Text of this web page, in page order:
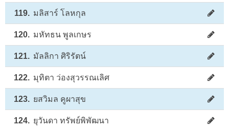
119. มลิสาร์ โลหกุล
120. มหัทธน พูลเกษร
121. มัลลิกา ศิริรัตน์
122. มุทิตา ว่องสุวรรณเลิศ
123. ยสวิมล คูผาสุข
124. ยุวันดา ทรัพย์พิพัฒนา